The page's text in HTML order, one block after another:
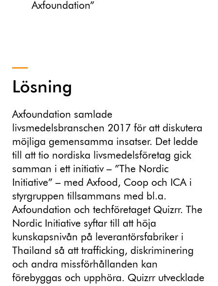
Axfoundation”
Lösning
Axfoundation samlade
livsmedelsbranschen 2017 för att diskutera
möjliga gemensamma insatser. Det ledde
till att tio nordiska livsmedelsföretag gick
samman i ett initiativ – ”The Nordic
Initiative” – med Axfood, Coop och ICA i
styrgruppen tillsammans med bl.a.
Axfoundation och techföretaget Quizrr. The
Nordic Initiative syftar till att höja
kunskapsnivån på leverantörsfabriker i
Thailand så att trafficking, diskriminering
och andra missförhållanden kan
förebyggas och upphöra. Quizrr utvecklade